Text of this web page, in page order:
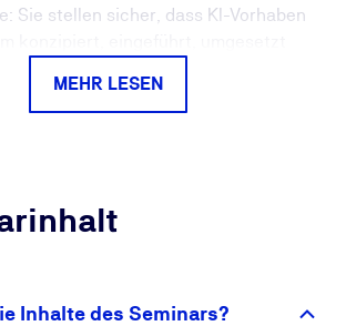
Sie stellen sicher, dass KI-Vorhaben
über nachweislich
Spezialisten (TÜV)
und organisatorisches
MEHR LESEN
Inhalte des Seminars?